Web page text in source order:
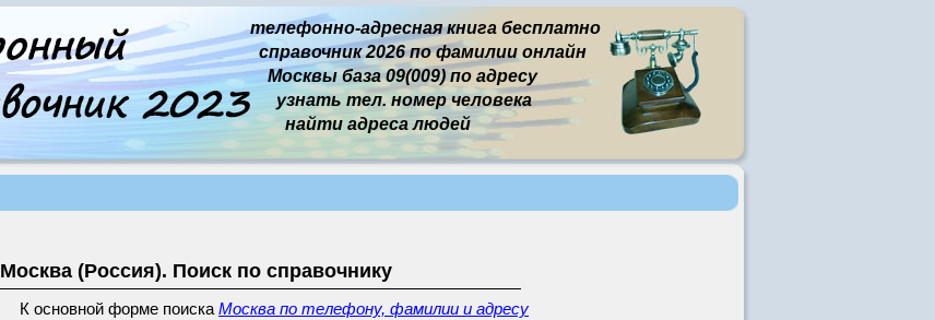
телефонно-адресная книга бесплатно
справочник 2026 по фамилии онлайн
Москвы база 09(009) по адресу
узнать тел. номер человека
найти адреса людей
Москва (Россия). Поиск по справочнику
К основной форме поиска Москва по телефону, фамилии и адресу